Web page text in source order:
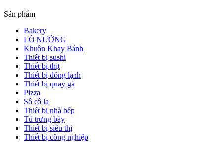
Sản phẩm
Bakery
LÒ NƯỚNG
Khuôn Khay Bánh
Thiết bị sushi
Thiết bị thịt
Thiết bị đông lạnh
Thiết bị quay gà
Pizza
Sô cô la
Thiết bị nhà bếp
Tủ trưng bày
Thiết bị siêu thị
Thiết bị công nghiệp